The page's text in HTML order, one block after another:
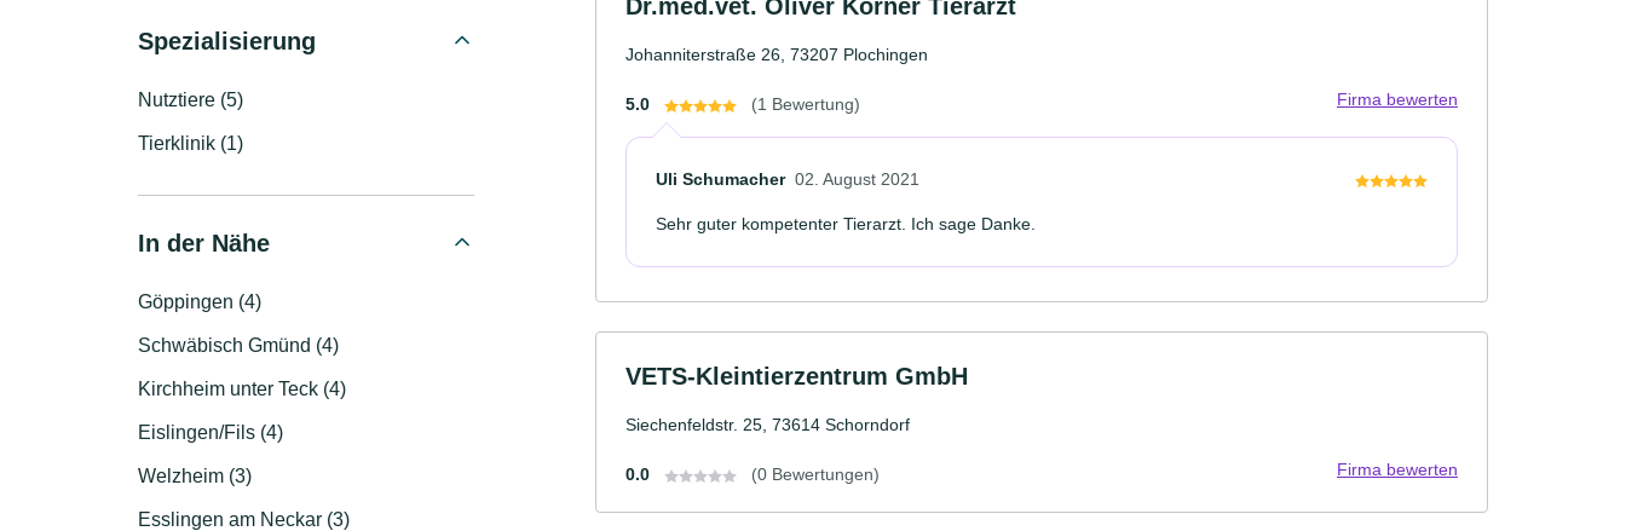
Spezialisierung
Nutztiere (5)
Tierklinik (1)
In der Nähe
Göppingen (4)
Schwäbisch Gmünd (4)
Kirchheim unter Teck (4)
Eislingen/Fils (4)
Welzheim (3)
Esslingen am Neckar (3)
Dr.med.vet. Oliver Körner Tierarzt
Johanniterstraße 26, 73207 Plochingen
5.0 (1 Bewertung) Firma bewerten
Uli Schumacher 02. August 2021
Sehr guter kompetenter Tierarzt. Ich sage Danke.
VETS-Kleintierzentrum GmbH
Siechenfeldstr. 25, 73614 Schorndorf
0.0 (0 Bewertungen) Firma bewerten